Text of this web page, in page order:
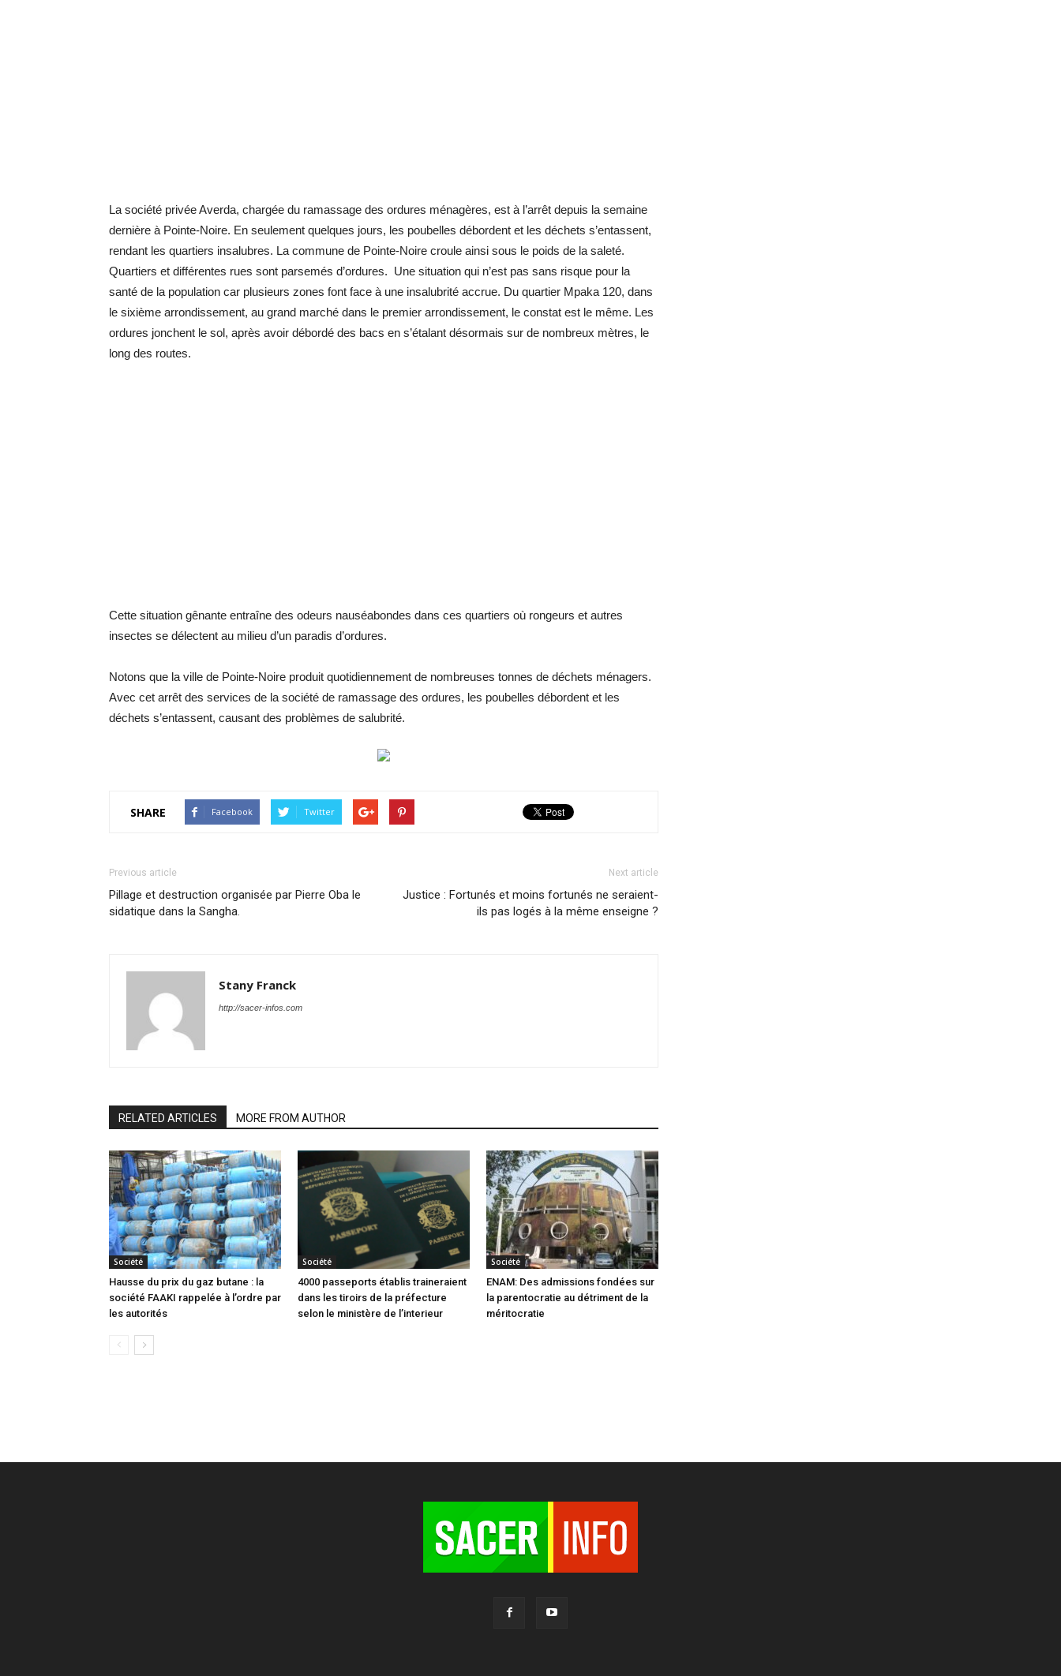
La société privée Averda, chargée du ramassage des ordures ménagères, est à l’arrêt depuis la semaine
dernière à Pointe-Noire. En seulement quelques jours, les poubelles débordent et les déchets s’entassent,
rendant les quartiers insalubres. La commune de Pointe-Noire croule ainsi sous le poids de la saleté.
Quartiers et différentes rues sont parsemés d’ordures. Une situation qui n’est pas sans risque pour la
santé de la population car plusieurs zones font face à une insalubrité accrue. Du quartier Mpaka 120, dans
le sixième arrondissement, au grand marché dans le premier arrondissement, le constat est le même. Les
ordures jonchent le sol, après avoir débordé des bacs en s’étalant désormais sur de nombreux mètres, le
long des routes.
Cette situation gênante entraîne des odeurs nauséabondes dans ces quartiers où rongeurs et autres
insectes se délectent au milieu d’un paradis d’ordures.
Notons que la ville de Pointe-Noire produit quotidiennement de nombreuses tonnes de déchets ménagers.
Avec cet arrêt des services de la société de ramassage des ordures, les poubelles débordent et les
déchets s’entassent, causant des problèmes de salubrité.
SHARE Facebook Twitter
Previous article
Pillage et destruction organisée par Pierre Oba le
sidatique dans la Sangha.
Next article
Justice : Fortunés et moins fortunés ne seraient-
ils pas logés à la même enseigne ?
Stany Franck
http://sacer-infos.com
RELATED ARTICLES MORE FROM AUTHOR
Société
Hausse du prix du gaz butane : la
société FAAKI rappelée à l’ordre par
les autorités
Société
4000 passeports établis traineraient
dans les tiroirs de la préfecture
selon le ministère de l’interieur
Société
ENAM: Des admissions fondées sur
la parentocratie au détriment de la
méritocratie